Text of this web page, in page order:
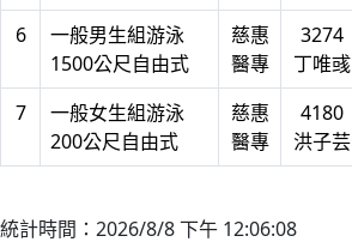
6
一般男生組游泳
1500公尺自由式
慈惠
醫專
3274
丁唯彧
7
一般女生組游泳
200公尺自由式
慈惠
醫專
4180
洪子芸
統計時間：2026/8/8 下午 12:06:08